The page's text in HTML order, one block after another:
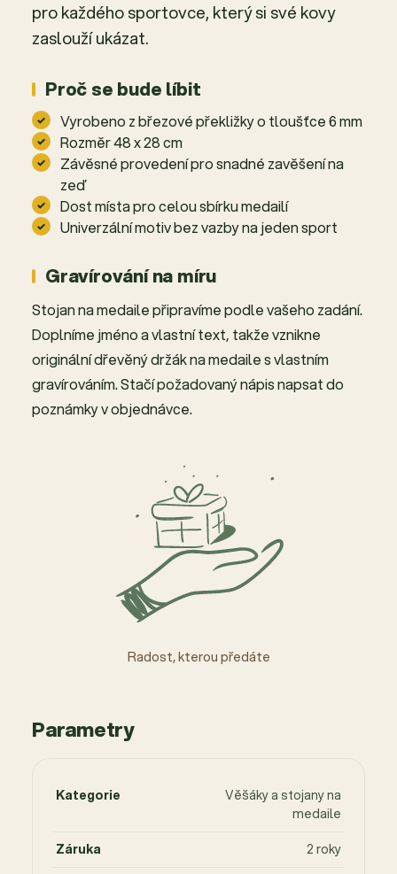
pro každého sportovce, který si své kovy
zaslouží ukázat.
Proč se bude líbit
Vyrobeno z březové překližky o tloušťce 6 mm
Rozměr 48 x 28 cm
Závěsné provedení pro snadné zavěšení na
zeď
Dost místa pro celou sbírku medailí
Univerzální motiv bez vazby na jeden sport
Gravírování na míru
Stojan na medaile připravíme podle vašeho zadání.
Doplníme jméno a vlastní text, takže vznikne
originální dřevěný držák na medaile s vlastním
gravírováním. Stačí požadovaný nápis napsat do
poznámky v objednávce.
Radost, kterou předáte
Parametry
Kategorie
Věšáky a stojany na
medaile
Záruka
2 roky